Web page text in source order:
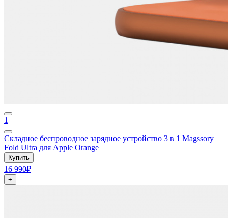
1
Складное беспроводное зарядное устройство 3 в 1 Magssory
Fold Ultra для Apple Orange
Купить
16 990₽
+